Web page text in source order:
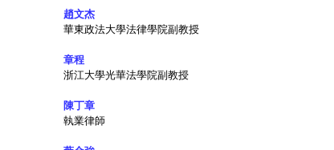
趙文杰
華東政法大學法律學院副教授
章程
浙江大學光華法學院副教授
陳丁章
執業律師